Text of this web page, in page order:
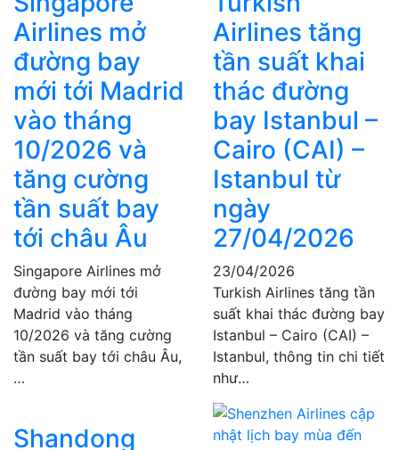
Airlines mở
đường bay
mới tới Madrid
vào tháng
10/2026 và
tăng cường
tần suất bay
tới châu Âu
Singapore Airlines mở
đường bay mới tới
Madrid vào tháng
10/2026 và tăng cường
tần suất bay tới châu Âu,
…
Airlines tăng
tần suất khai
thác đường
bay Istanbul –
Cairo (CAI) –
Istanbul từ
ngày
27/04/2026
23/04/2026
Turkish Airlines tăng tần
suất khai thác đường bay
Istanbul – Cairo (CAI) –
Istanbul, thông tin chi tiết
như…
Shandong